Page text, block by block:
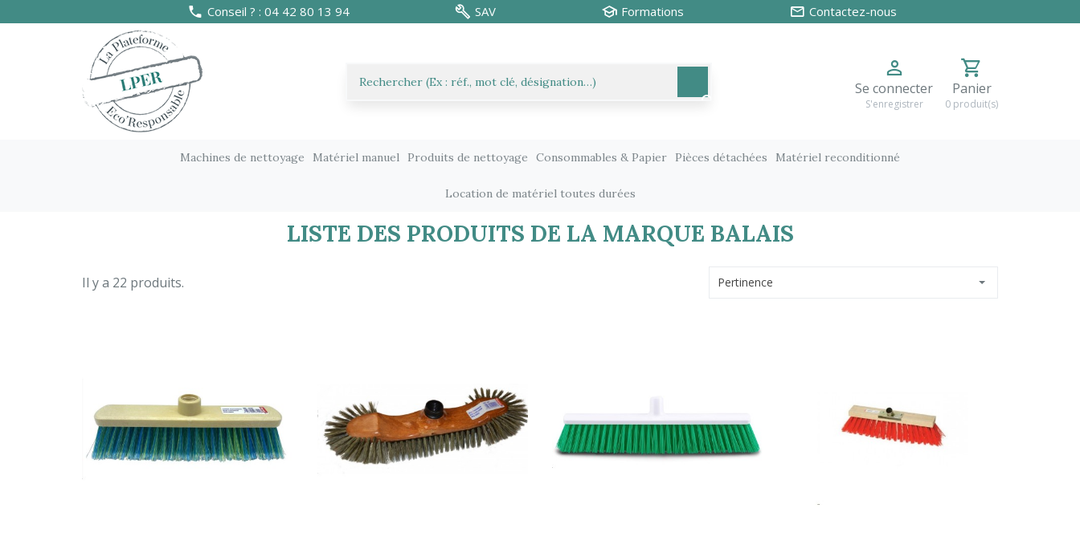
Conseil ? : 04 42 80 13 94 SAV Formations Contactez-nous
Se connecter
S'enregistrer
Panier
0 produit(s)
Machines de nettoyage Matériel manuel Produits de nettoyage Consommables & Papier Pièces détachées Matériel reconditionné
Location de matériel toutes durées
LISTE DES PRODUITS DE LA MARQUE BALAIS
Il y a 22 produits. Pertinence